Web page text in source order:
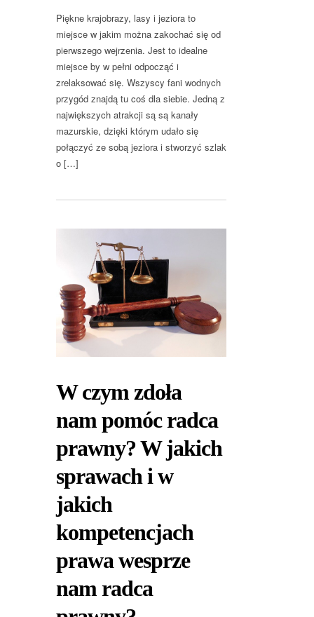
Piękne krajobrazy, lasy i jeziora to
miejsce w jakim można zakochać się od
pierwszego wejrzenia. Jest to idealne
miejsce by w pełni odpocząć i
zrelaksować się. Wszyscy fani wodnych
przygód znajdą tu coś dla siebie. Jedną z
największych atrakcji są są kanały
mazurskie, dzięki którym udało się
połączyć ze sobą jeziora i stworzyć szlak
o […]
W czym zdoła
nam pomóc radca
prawny? W jakich
sprawach i w
jakich
kompetencjach
prawa wesprze
nam radca